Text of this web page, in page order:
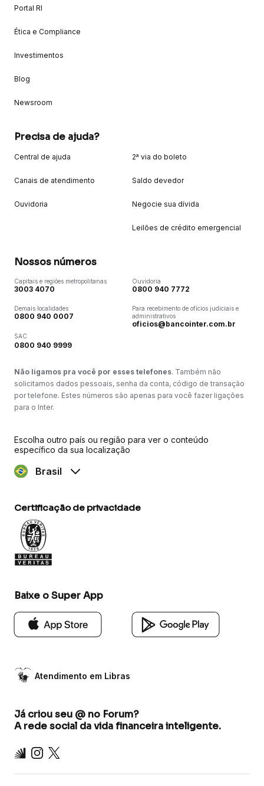
Portal RI
Ética e Compliance
Investimentos
Blog
Newsroom
Precisa de ajuda?
Central de ajuda
Canais de atendimento
Ouvidoria
2ª via do boleto
Saldo devedor
Negocie sua dívida
Leilões de crédito emergencial
Nossos números
Capitais e regiões metropolitanas
3003 4070
Demais localidades
0800 940 0007
SAC
0800 940 9999
Ouvidoria
0800 940 7772
Para recebimento de ofícios judiciais e
administrativos
oficios@bancointer.com.br
Não ligamos pra você por esses telefones. Também não
solicitamos dados pessoais, senha da conta, código de transação
por telefone. Estes números são apenas para você fazer ligações
para o Inter.
Escolha outro país ou região para ver o conteúdo
específico da sua localização
Brasil
Certificação de privacidade
Baixe o Super App
Atendimento em Libras
Já criou seu @ no Forum?
A rede social da vida financeira inteligente.
Inter Instagram
X